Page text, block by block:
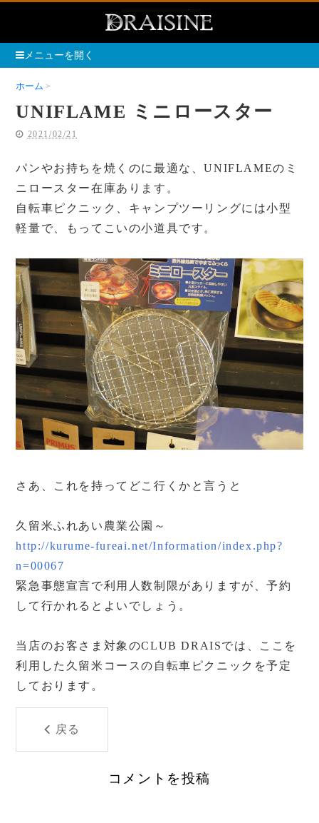
メニューを開く
ホーム
UNIFLAME ミニロースター
2021/02/21
パンやお持ちを焼くのに最適な、UNIFLAMEのミ
ニロースター在庫あります。
自転車ピクニック、キャンプツーリングには小型
軽量で、もってこいの小道具です。
さあ、これを持ってどこ行くかと言うと
久留米ふれあい農業公園～
http://kurume-fureai.net/Information/index.php?
n=00067
緊急事態宣言で利用人数制限がありますが、予約
して行かれるとよいでしょう。
当店のお客さま対象のCLUB DRAISでは、ここを
利用した久留米コースの自転車ピクニックを予定
しております。
戻る
コメントを投稿